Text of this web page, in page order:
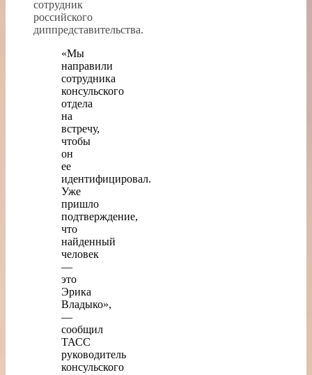
сотрудник
российского
диппредставительства.
«Мы
направили
сотрудника
консульского
отдела
на
встречу,
чтобы
он
ее
идентифицировал.
Уже
пришло
подтверждение,
что
найденный
человек
—
это
Эрика
Владыко»,
—
сообщил
ТАСС
руководитель
консульского